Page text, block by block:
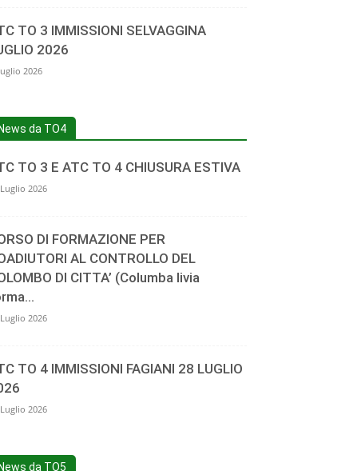
TO 3 IMMISSIONI SELVAGGINA
2026
2026
News da TO4
TO 3 E ATC TO 4 CHIUSURA ESTIVA
2026
DI FORMAZIONE PER
AL CONTROLLO DEL
DI CITTA’ (Columba livia
2026
TO 4 IMMISSIONI FAGIANI 28 LUGLIO
2026
News da TO5